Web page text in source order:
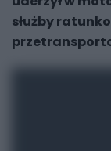
służby